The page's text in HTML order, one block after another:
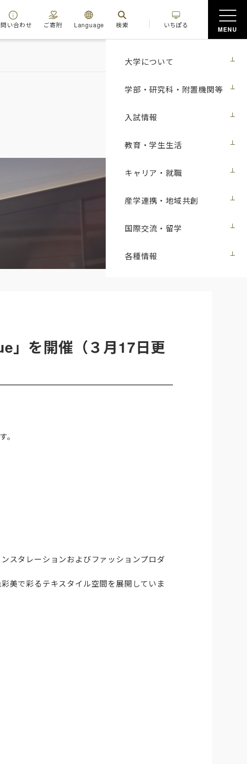
大学について
学部・研究科・附置機関等
入試情報
教育・学生生活
キャリア・就職
産学連携・地域共創
国際交流・留学
各種情報
い合わせ ご寄附 Language 検索 いちぽる
MENU
」を開催（３月17日更
スタレーションおよびファッションプロダ
美で彩るテキスタイル空間を展開していま